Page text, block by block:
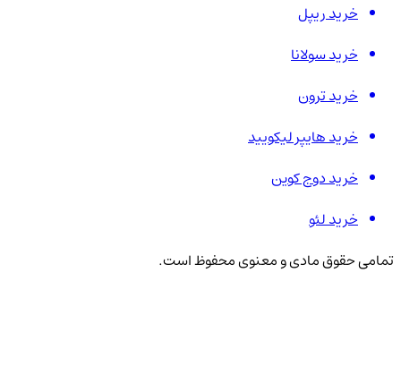
خرید ریپل
خرید سولانا
خرید ترون
خرید هایپر لیکویید
خرید دوج کوین
خرید لئو
تمامی حقوق مادی و معنوی محفوظ است.